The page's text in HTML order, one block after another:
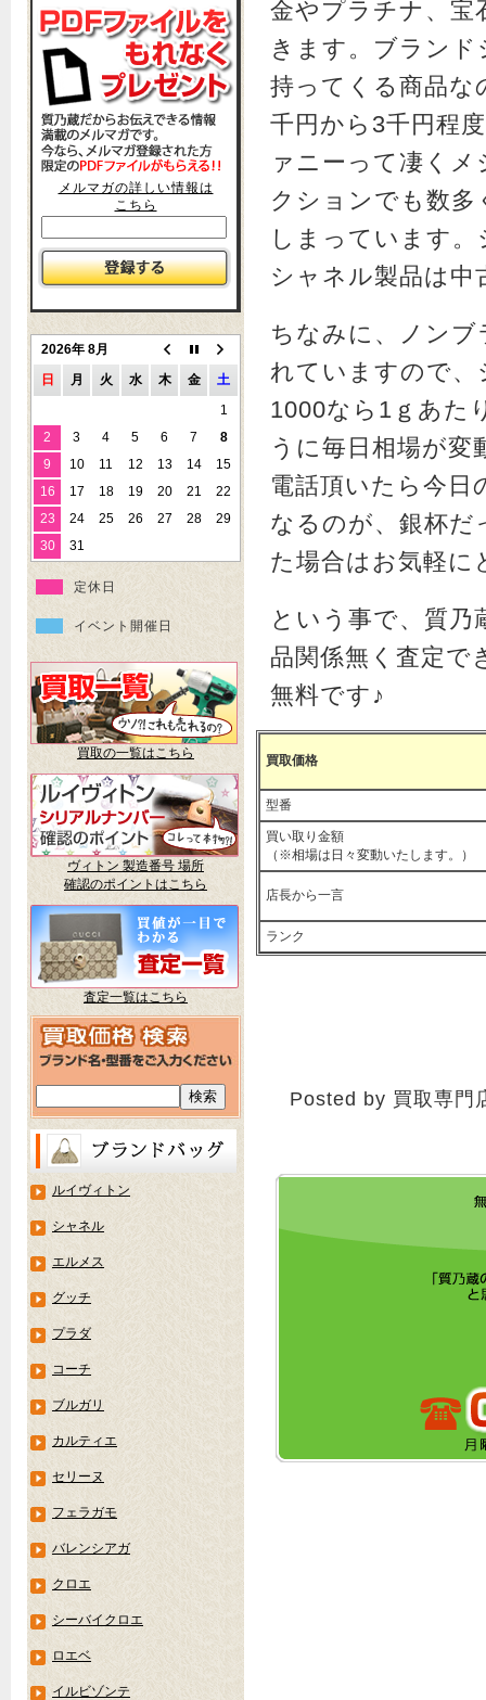
金やプラチナ、宝
きます。ブラン
持ってくる商品な
千円から3千円程
ァニーって凄く
クションでも数多
しまっています
シャネル製品は中
ちなみに、ノン
れていますので
1000なら1ｇあた
うに毎日相場が
電話頂いたら今日
なるのが、銀杯
た場合はお気軽に
という事で、質
品関係無く査定で
無料です♪
買取価格
型番
買い取り金額
（※相場は日々変動いたします。）
店長から一言
ランク
Posted by 買取専門
メルマガの詳しい情報は
こちら
2026年 8月
日
月 火 水 木 金
土
1
2
3 4 5 6 7
8
9
10 11 12 13 14
15
16
17 18 19 20 21
22
23
24 25 26 27 28
29
30
31
定休日
イベント開催日
買取の一覧はこちら
ヴィトン 製造番号 場所
確認のポイントはこちら
査定一覧はこちら
ルイヴィトン
シャネル
エルメス
グッチ
プラダ
コーチ
ブルガリ
カルティエ
セリーヌ
フェラガモ
バレンシアガ
クロエ
シーバイクロエ
ロエベ
イルビゾンテ